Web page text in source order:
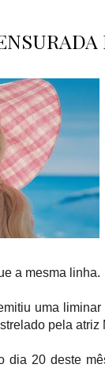
a mesma linha.
uma
pela atriz
20 deste